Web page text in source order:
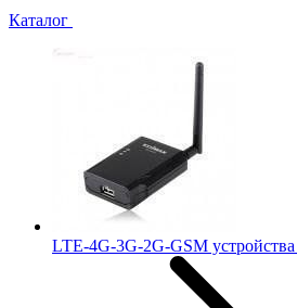
Каталог
LTE-4G-3G-2G-GSM устройства